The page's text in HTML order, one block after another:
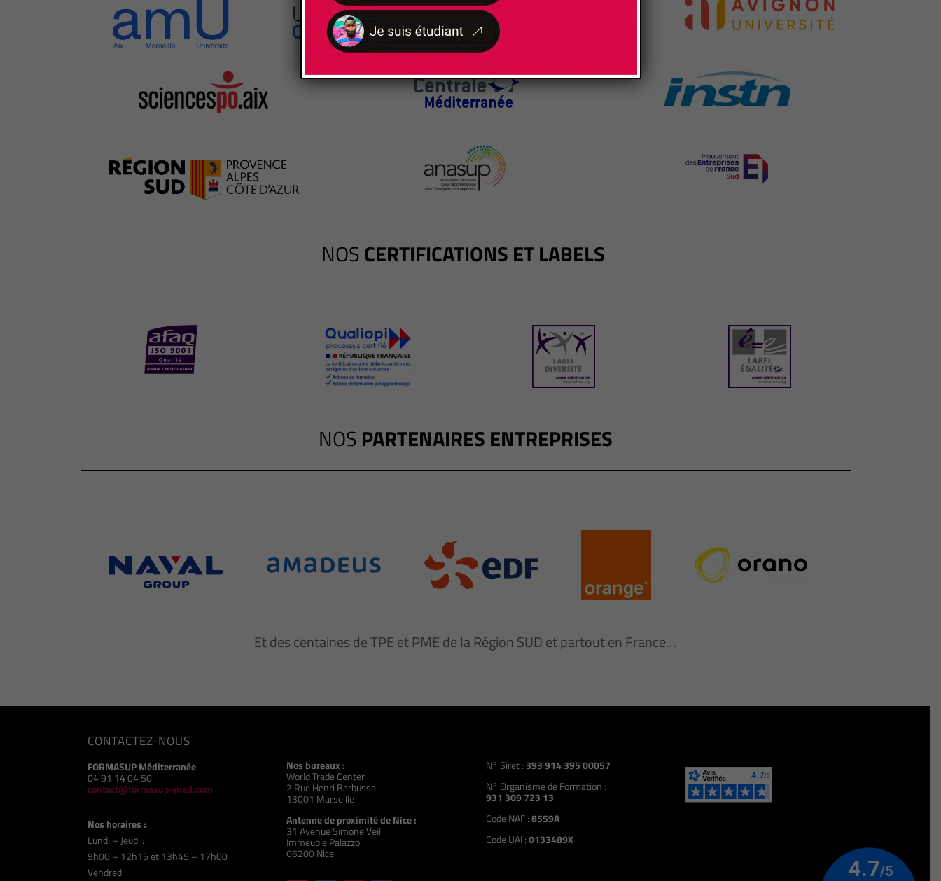
NOSCERTIFICATIONS ET LABELS
NOS PARTENAIRES ENTREPRISES
Et des centaines de TPE et PME de la Région SUD et partout en France…
CONTACTEZ-NOUS
FORMASUP Méditerranée
04 91 14 04 50
contact@formasup-med.com
Nos horaires :
Lundi – Jeudi :
9h00 – 12h15 et 13h45 – 17h00
Vendredi :
Nos bureaux :
World Trade Center
2 Rue Henri Barbusse
13001 Marseille
Antenne de proximité de Nice :
31 Avenue Simone Veil
Immeuble Palazzo
06200 Nice
N° Siret : 393 914 395 00057
N° Organisme de Formation :
931 309 723 13
Code NAF :8559A
Code UAI :0133489X